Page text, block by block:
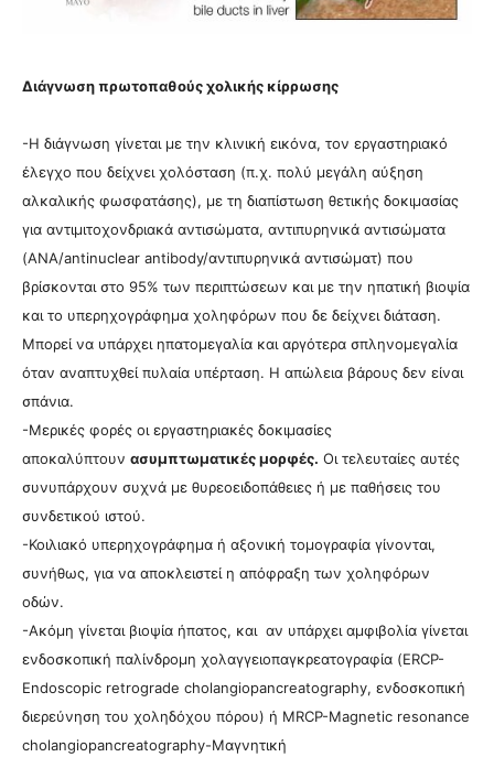
Διάγνωση πρωτοπαθούς χολικής κίρρωσης
-Η διάγνωση γίνεται με την κλινική εικόνα, τον εργαστηριακό
έλεγχο που δείχνει χολόσταση (π.χ. πολύ μεγάλη αύξηση
αλκαλικής φωσφατάσης), με τη διαπίστωση θετικής δοκιμασίας
για αντιµιτοχoνδριακά αντισώµατα, αντιπυρηνικά αντισώματα
(ANA/antinuclear antibody/αντιπυρηνικά αντισώματ) που
βρίσκονται στο 95% των περιπτώσεων και με την ηπατική βιοψία
και το υπερηχογράφημα χοληφόρων που δε δείχνει διάταση.
Μπορεί να υπάρχει ηπατομεγαλία και αργότερα σπληνομεγαλία
όταν αναπτυχθεί πυλαία υπέρταση. Η απώλεια βάρους δεν είναι
σπάνια.
-Μερικές φορές οι εργαστηριακές δοκιμασίες
αποκαλύπτουν ασυμπτωματικές μορφές. Οι τελευταίες αυτές
συνυπάρχουν συχνά με θυρεοειδοπάθειες ή με παθήσεις του
συνδετικού ιστού.
-Κοιλιακό υπερηχογράφημα ή αξονική τομογραφία γίνονται,
συνήθως, για να αποκλειστεί η απόφραξη των χοληφόρων
οδών.
-Ακόμη γίνεται βιοψία ήπατος, και αν υπάρχει αμφιβολία γίνεται
ενδοσκοπική παλίνδρομη χολαγγειοπαγκρεατογραφία (ERCP-
Endoscopic retrograde cholangiopancreatography, ενδοσκοπική
διερεύνηση του χοληδόχου πόρου) ή MRCP-Magnetic resonance
cholangiopancreatography-Μαγνητική